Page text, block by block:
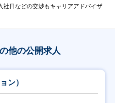
社日などの交渉もキャリアアドバイザ
他の公開求人
ン）